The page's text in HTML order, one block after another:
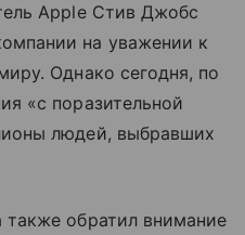
Apple Стив Джобс
на уважении к
Однако сегодня, по
«с поразительной
людей, выбравших
также обратил внимание